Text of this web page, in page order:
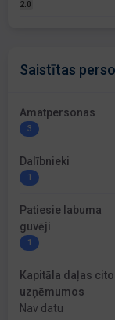
2.0
Saistītas
Amatpersonas
3
Dalībnieki
1
Patiesie labuma
guvēji
1
Kapitāla daļas
uzņēmumos
Nav datu